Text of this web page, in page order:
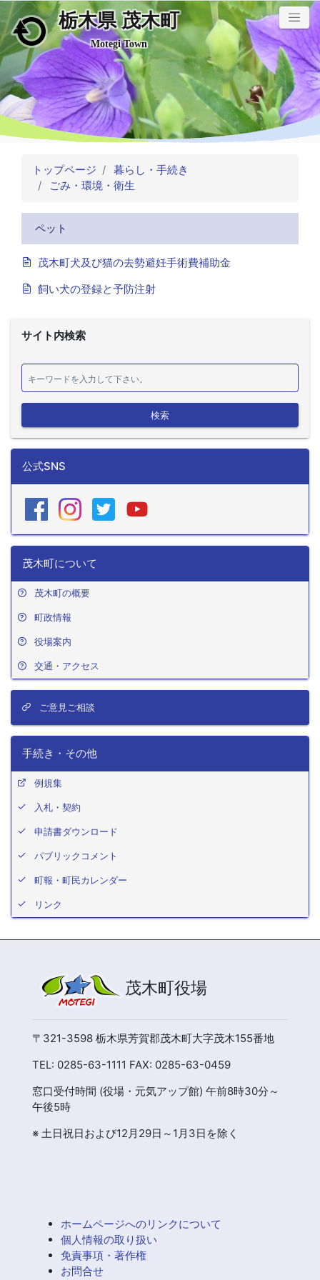
メインコンテンツにスキップ
栃木県 茂木町
Motegi Town
トップページ
暮らし・手続き
ごみ・環境・衛生
ペット
茂木町犬及び猫の去勢避妊手術費補助金
飼い犬の登録と予防注射
サイト内検索
検索
公式SNS
茂木町について
茂木町の概要
町政情報
役場案内
交通・アクセス
ご意見ご相談
手続き・その他
例規集
入札・契約
申請書ダウンロード
パブリックコメント
町報・町民カレンダー
リンク
茂木町役場
〒321-3598 栃木県芳賀郡茂木町大字茂木155番地
TEL: 0285-63-1111 FAX: 0285-63-0459
窓口受付時間 (役場・元気アップ館) 午前8時30分～
午後5時
※ 土日祝日および12月29日～1月3日を除く
ホームページへのリンクについて
個人情報の取り扱い
免責事項・著作権
お問合せ